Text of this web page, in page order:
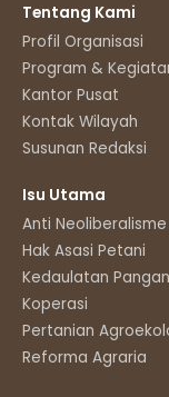
Tentang Kami
Profil Organisasi
Program &
Kantor Pusat
Kontak Wilayah
Susunan Redaksi
Isu Utama
Anti Neoliberalisme
Hak Asasi Petani
Kedaulatan Pangan
Koperasi
Pertanian
Reforma Agraria